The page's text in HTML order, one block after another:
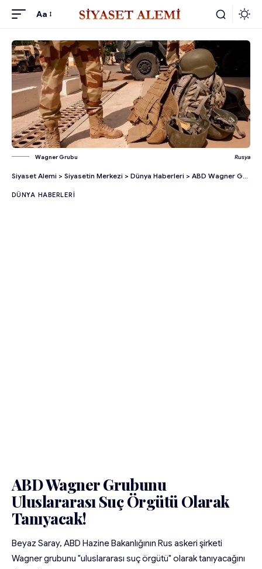
Aa
Wagner Grubu Rusya
Siyaset Alemi > Siyasetin Merkezi > Dünya Haberleri > ABD Wagner Grubunu Uluslararası Suç Örgütü Olarak Tanıyacak!
DÜNYA HABERLERI
ABD Wagner Grubunu
Uluslararası Suç Örgütü Olarak
Tanıyacak!
Beyaz Saray, ABD Hazine Bakanlığının Rus askeri şirketi
Wagner grubunu "uluslararası suç örgütü" olarak tanıyacağını